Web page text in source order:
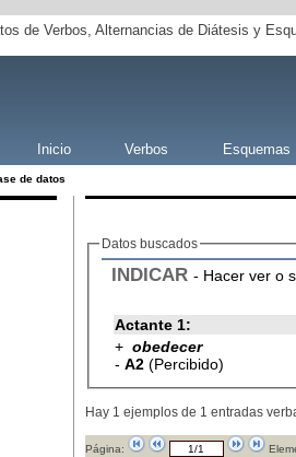
de Verbos, Alternancias de Diátesis y
Inicio Verbos Esquemas
de datos
Datos buscados
INDICAR - Hacer ver o
Actante 1:
+ obedecer
- A2 (Percibido)
Hay 1 ejemplos de 1 entradas
Página: